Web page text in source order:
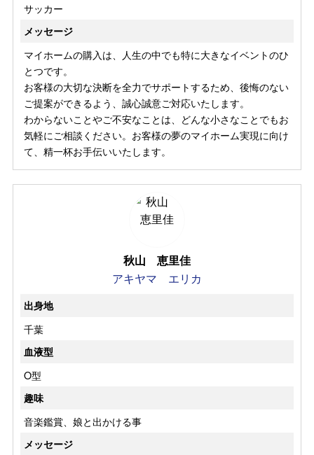
サッカー
メッセージ
マイホームの購入は、人生の中でも特に大きなイベントのひ
とつです。
お客様の大切な決断を全力でサポートするため、後悔のない
ご提案ができるよう、誠心誠意ご対応いたします。
わからないことやご不安なことは、どんな小さなことでもお
気軽にご相談ください。お客様の夢のマイホーム実現に向け
て、精一杯お手伝いいたします。
秋山 恵里佳
アキヤマ エリカ
出身地
千葉
血液型
O型
趣味
音楽鑑賞、娘と出かける事
メッセージ